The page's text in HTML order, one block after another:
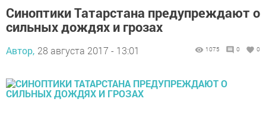
Синоптики Татарстана предупреждают о
сильных дождях и грозах
Автор, 28 августа 2017 - 13:01 1075 0 0